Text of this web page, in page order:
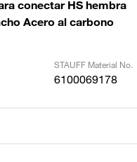
conectar HS hembra
Acero al carbono
STAUFF Material No.
6100069178